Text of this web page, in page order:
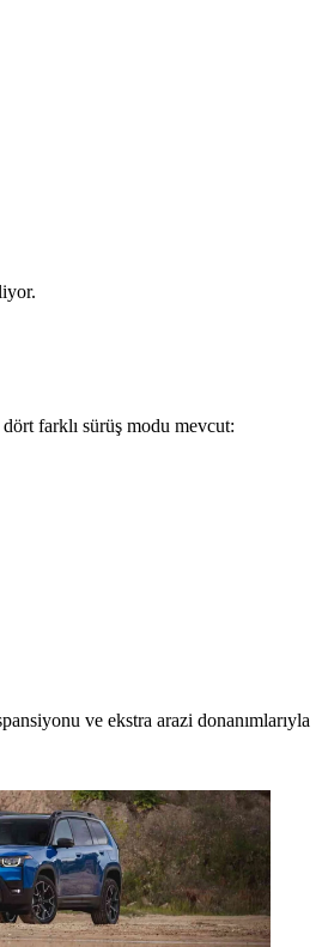
farklı sürüş modu mevcut:
ve ekstra arazi donanımlarıyla